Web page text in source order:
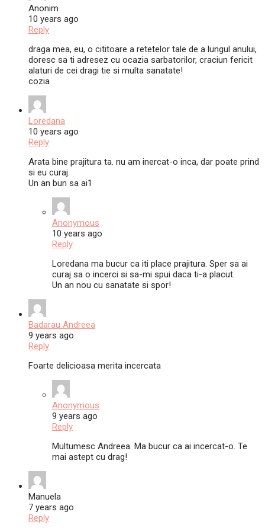
Anonim
10 years ago
Reply
draga mea, eu, o cititoare a retetelor tale de a lungul anului,
doresc sa ti adresez cu ocazia sarbatorilor, craciun fericit
alaturi de cei dragi tie si multa sanatate!
cozia
Loredana
10 years ago
Reply
Arata bine prajitura ta. nu am inercat-o inca, dar poate prind
si eu curaj.
Un an bun sa ai1
Anonymous
10 years ago
Reply
Loredana ma bucur ca iti place prajitura. Sper sa ai
curaj sa o incerci si sa-mi spui daca ti-a placut.
Un an nou cu sanatate si spor!
Badarau Andreea
9 years ago
Reply
Foarte delicioasa merita incercata
Anonymous
9 years ago
Reply
Multumesc Andreea. Ma bucur ca ai incercat-o. Te
mai astept cu drag!
Manuela
7 years ago
Reply